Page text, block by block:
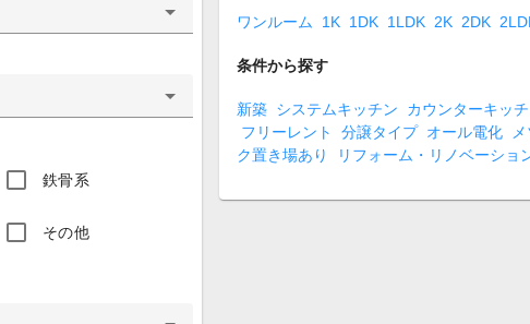
鉄骨系
その他
ワンルーム 1K 1DK 1LDK 2K 2DK
条件から探す
新築 システムキッチン カウンターキッ
フリーレント
分譲タイプ オール電化
ク置き場あり
リフォーム・リノベーショ